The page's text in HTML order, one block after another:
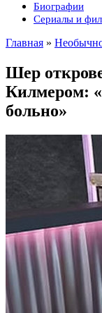
Биографии
Сериалы и
Главная »
Шер
Килмером:
больно»